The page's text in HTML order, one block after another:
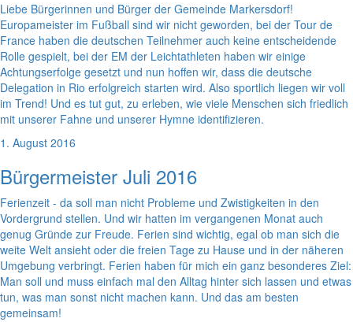
Liebe Bürgerinnen und Bürger der Gemeinde Markersdorf!
Europameister im Fußball sind wir nicht geworden, bei der Tour de
France haben die deutschen Teilnehmer auch keine entscheidende
Rolle gespielt, bei der EM der Leichtathleten haben wir einige
Achtungserfolge gesetzt und nun hoffen wir, dass die deutsche
Delegation in Rio erfolgreich starten wird. Also sportlich liegen wir voll
im Trend! Und es tut gut, zu erleben, wie viele Menschen sich friedlich
mit unserer Fahne und unserer Hymne identifizieren.
1. August 2016
Bürgermeister Juli 2016
Ferienzeit - da soll man nicht Probleme und Zwistigkeiten in den
Vordergrund stellen. Und wir hatten im vergangenen Monat auch
genug Gründe zur Freude. Ferien sind wichtig, egal ob man sich die
weite Welt ansieht oder die freien Tage zu Hause und in der näheren
Umgebung verbringt. Ferien haben für mich ein ganz besonderes Ziel:
Man soll und muss einfach mal den Alltag hinter sich lassen und etwas
tun, was man sonst nicht machen kann. Und das am besten
gemeinsam!